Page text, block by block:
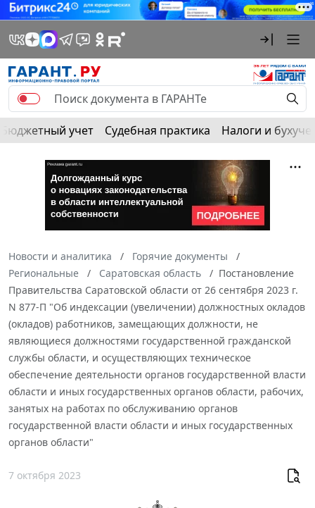
Бюджетный учет Судебная практика Налоги и
Новости и аналитика
Горячие документы
Региональные
Саратовская область
Постановление
Правительства Саратовской области от 26 сентября 2023 г.
N 877-П "Об индексации (увеличении) должностных окладов
(окладов) работников, замещающих должности, не
являющиеся должностями государственной гражданской
службы области, и осуществляющих техническое
обеспечение деятельности органов государственной власти
области и иных государственных органов области, рабочих,
занятых на работах по обслуживанию органов
государственной власти области и иных государственных
органов области"
7 октября 2023